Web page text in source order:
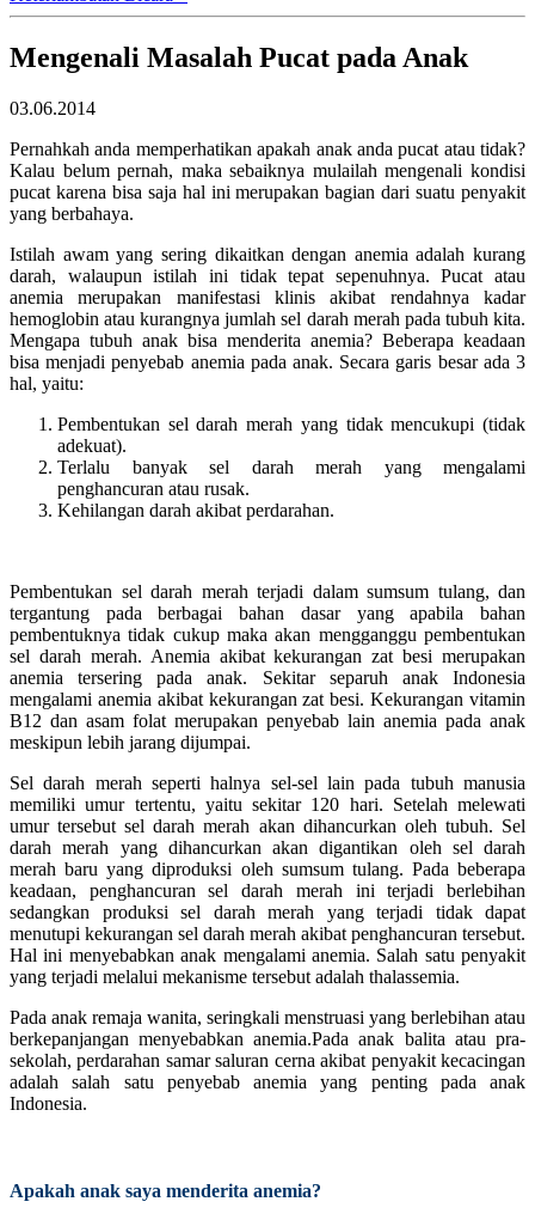
Mengenali Masalah Pucat pada Anak
03.06.2014
Pernahkah anda memperhatikan apakah anak anda pucat atau tidak?
Kalau belum pernah, maka sebaiknya mulailah mengenali kondisi
pucat karena bisa saja hal ini merupakan bagian dari suatu penyakit
yang berbahaya.
Istilah awam yang sering dikaitkan dengan anemia adalah kurang
darah, walaupun istilah ini tidak tepat sepenuhnya. Pucat atau
anemia merupakan manifestasi klinis akibat rendahnya kadar
hemoglobin atau kurangnya jumlah sel darah merah pada tubuh kita.
Mengapa tubuh anak bisa menderita anemia? Beberapa keadaan
bisa menjadi penyebab anemia pada anak. Secara garis besar ada 3
hal, yaitu:
Pembentukan sel darah merah yang tidak mencukupi (tidak
adekuat).
Terlalu banyak sel darah merah yang mengalami
penghancuran atau rusak.
Kehilangan darah akibat perdarahan.
Pembentukan sel darah merah terjadi dalam sumsum tulang, dan
tergantung pada berbagai bahan dasar yang apabila bahan
pembentuknya tidak cukup maka akan mengganggu pembentukan
sel darah merah. Anemia akibat kekurangan zat besi merupakan
anemia tersering pada anak. Sekitar separuh anak Indonesia
mengalami anemia akibat kekurangan zat besi. Kekurangan vitamin
B12 dan asam folat merupakan penyebab lain anemia pada anak
meskipun lebih jarang dijumpai.
Sel darah merah seperti halnya sel-sel lain pada tubuh manusia
memiliki umur tertentu, yaitu sekitar 120 hari. Setelah melewati
umur tersebut sel darah merah akan dihancurkan oleh tubuh. Sel
darah merah yang dihancurkan akan digantikan oleh sel darah
merah baru yang diproduksi oleh sumsum tulang. Pada beberapa
keadaan, penghancuran sel darah merah ini terjadi berlebihan
sedangkan produksi sel darah merah yang terjadi tidak dapat
menutupi kekurangan sel darah merah akibat penghancuran tersebut.
Hal ini menyebabkan anak mengalami anemia. Salah satu penyakit
yang terjadi melalui mekanisme tersebut adalah thalassemia.
Pada anak remaja wanita, seringkali menstruasi yang berlebihan atau
berkepanjangan menyebabkan anemia.Pada anak balita atau pra-
sekolah, perdarahan samar saluran cerna akibat penyakit kecacingan
adalah salah satu penyebab anemia yang penting pada anak
Indonesia.
Apakah anak saya menderita anemia?